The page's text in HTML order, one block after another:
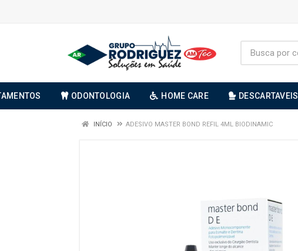
ODONTOLOGIA HOME CARE DESCARTAVEIS
INÍCIO ADESIVO MASTER BOND REFIL 4ML BIODINAMIC